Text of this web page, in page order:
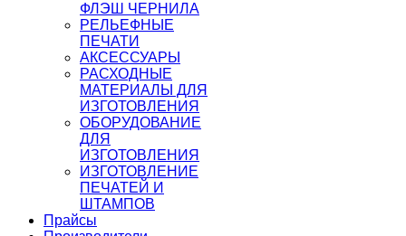
ФЛЭШ ЧЕРНИЛА
РЕЛЬЕФНЫЕ
ПЕЧАТИ
АКСЕССУАРЫ
РАСХОДНЫЕ
МАТЕРИАЛЫ ДЛЯ
ИЗГОТОВЛЕНИЯ
ОБОРУДОВАНИЕ
ДЛЯ
ИЗГОТОВЛЕНИЯ
ИЗГОТОВЛЕНИЕ
ПЕЧАТЕЙ И
ШТАМПОВ
Прайсы